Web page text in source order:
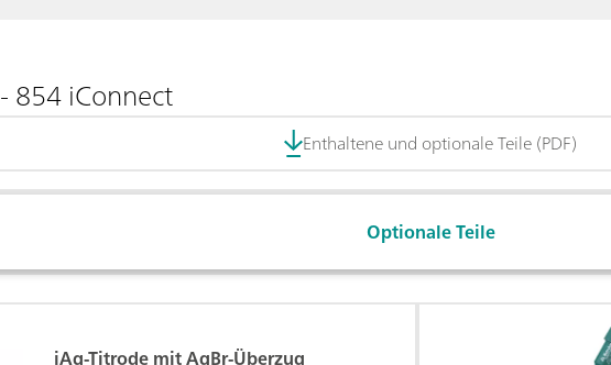
- 854 iConnect
Enthaltene und optionale Teile (PDF)
Optionale Teile
iAg-Titrode mit AgBr-Überzug